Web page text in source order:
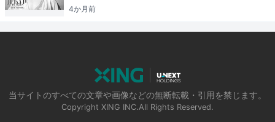
4か月前
当サイトのすべての文章や画像などの無断転載・引用を禁じます。
Copyright XING INC.All Rights Reserved.